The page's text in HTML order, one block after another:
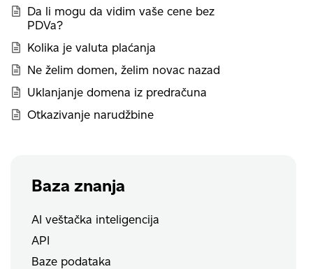
Da li mogu da vidim vaše cene bez
PDVa?
Kolika je valuta plaćanja
Ne želim domen, želim novac nazad
Uklanjanje domena iz predračuna
Otkazivanje narudžbine
Baza znanja
AI veštačka inteligencija
API
Baze podataka